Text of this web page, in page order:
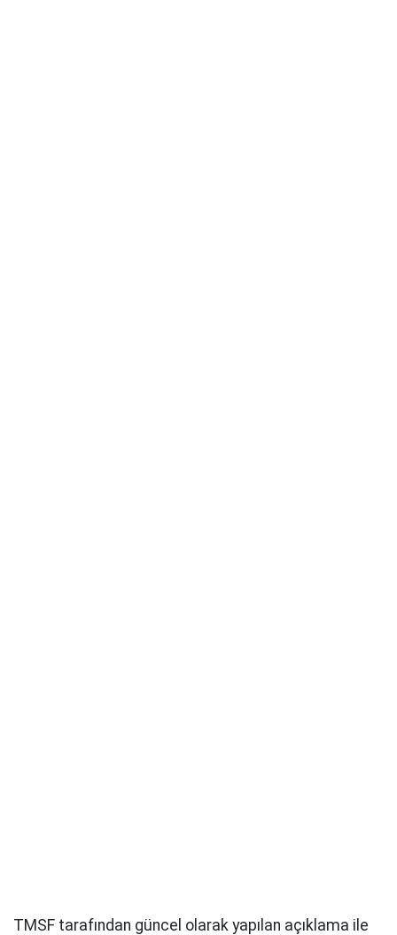
TMSF tarafından güncel olarak yapılan açıklama ile